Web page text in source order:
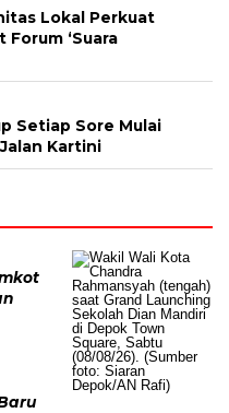
Lokal Perkuat
‘Suara
Setiap Sore Mulai
Kartini